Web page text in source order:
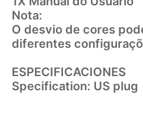
Nota:
O desvio de cores
diferentes
ESPECIFICACIONES
Specification: US plug